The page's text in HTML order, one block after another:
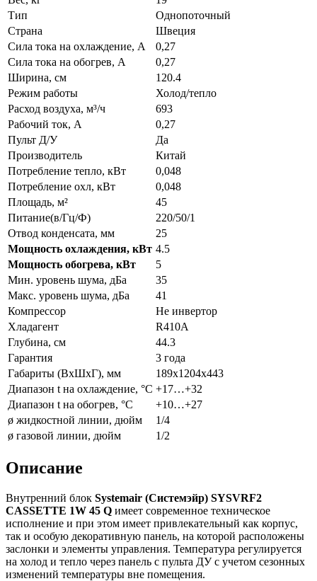
Тип
Однопоточный
Страна
Швеция
Сила тока на охлаждение, А
0,27
Сила тока на обогрев, А
0,27
Ширина, см
120.4
Режим работы
Холод/тепло
Расход воздуха, м³/ч
693
Рабочий ток, А
0,27
Пульт Д/У
Да
Производитель
Китай
Потребление тепло, кВт
0,048
Потребление охл, кВт
0,048
Площадь, м²
45
Питание(в/Гц/Ф)
220/50/1
Отвод конденсата, мм
25
Мощность охлаждения, кВт 4.5
Мощность обогрева, кВт
5
Мин. уровень шума, дБа
35
Макс. уровень шума, дБа
41
Компрессор
Не инвертор
Хладагент
R410A
Глубина, см
44.3
Гарантия
3 года
Габариты (ВxШxГ), мм
189х1204х443
Диапазон t на охлаждение, °С +17…+32
Диапазон t на обогрев, °С
+10…+27
ø жидкостной линии, дюйм
1/4
ø газовой линии, дюйм
1/2
Описание
Внутренний блок Systemair (Системэйр) SYSVRF2
CASSETTE 1W 45 Q имеет современное техническое
исполнение и при этом имеет привлекательный как корпус,
так и особую декоративную панель, на которой расположены
заслонки и элементы управления. Температура регулируется
на холод и тепло через панель с пульта ДУ с учетом сезонных
изменений температуры вне помещения.